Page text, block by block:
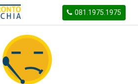
081.1975.1975